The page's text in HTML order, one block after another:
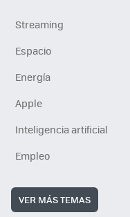
Streaming
Espacio
Energía
Apple
Inteligencia artificial
Empleo
VER MÁS TEMAS